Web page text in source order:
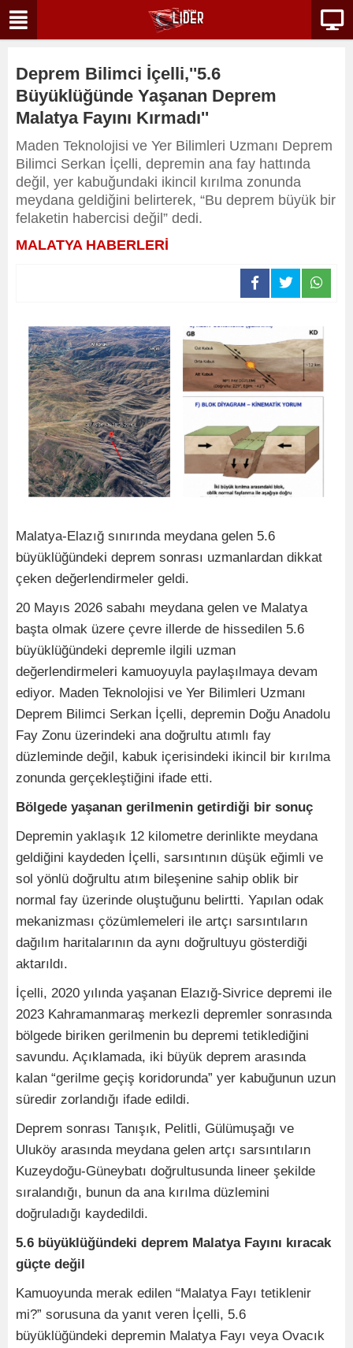
Deprem Bilimci İçelli,''5.6
Büyüklüğünde Yaşanan Deprem
Malatya Fayını Kırmadı''
Maden Teknolojisi ve Yer Bilimleri Uzmanı Deprem
Bilimci Serkan İçelli, depremin ana fay hattında
değil, yer kabuğundaki ikincil kırılma zonunda
meydana geldiğini belirterek, “Bu deprem büyük bir
felaketin habercisi değil” dedi.
MALATYA HABERLERİ
Malatya-Elazığ sınırında meydana gelen 5.6
büyüklüğündeki deprem sonrası uzmanlardan dikkat
çeken değerlendirmeler geldi.
20 Mayıs 2026 sabahı meydana gelen ve Malatya
başta olmak üzere çevre illerde de hissedilen 5.6
büyüklüğündeki depremle ilgili uzman
değerlendirmeleri kamuoyuyla paylaşılmaya devam
ediyor. Maden Teknolojisi ve Yer Bilimleri Uzmanı
Deprem Bilimci Serkan İçelli, depremin Doğu Anadolu
Fay Zonu üzerindeki ana doğrultu atımlı fay
düzleminde değil, kabuk içerisindeki ikincil bir kırılma
zonunda gerçekleştiğini ifade etti.
Bölgede yaşanan gerilmenin getirdiği bir sonuç
Depremin yaklaşık 12 kilometre derinlikte meydana
geldiğini kaydeden İçelli, sarsıntının düşük eğimli ve
sol yönlü doğrultu atım bileşenine sahip oblik bir
normal fay üzerinde oluştuğunu belirtti. Yapılan odak
mekanizması çözümlemeleri ile artçı sarsıntıların
dağılım haritalarının da aynı doğrultuyu gösterdiği
aktarıldı.
İçelli, 2020 yılında yaşanan Elazığ-Sivrice depremi ile
2023 Kahramanmaraş merkezli depremler sonrasında
bölgede biriken gerilmenin bu depremi tetiklediğini
savundu. Açıklamada, iki büyük deprem arasında
kalan “gerilme geçiş koridorunda” yer kabuğunun uzun
süredir zorlandığı ifade edildi.
Deprem sonrası Tanışık, Pelitli, Gülümuşağı ve
Uluköy arasında meydana gelen artçı sarsıntıların
Kuzeydoğu-Güneybatı doğrultusunda lineer şekilde
sıralandığı, bunun da ana kırılma düzlemini
doğruladığı kaydedildi.
5.6 büyüklüğündeki deprem Malatya Fayını kıracak
güçte değil
Kamuoyunda merak edilen “Malatya Fayı tetiklenir
mi?” sorusuna da yanıt veren İçelli, 5.6
büyüklüğündeki depremin Malatya Fayı veya Ovacık